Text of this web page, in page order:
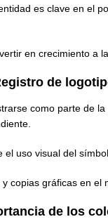
es clave en el
en crecimiento a
de
como parte de
el uso visual del
copias gráficas en el
de los